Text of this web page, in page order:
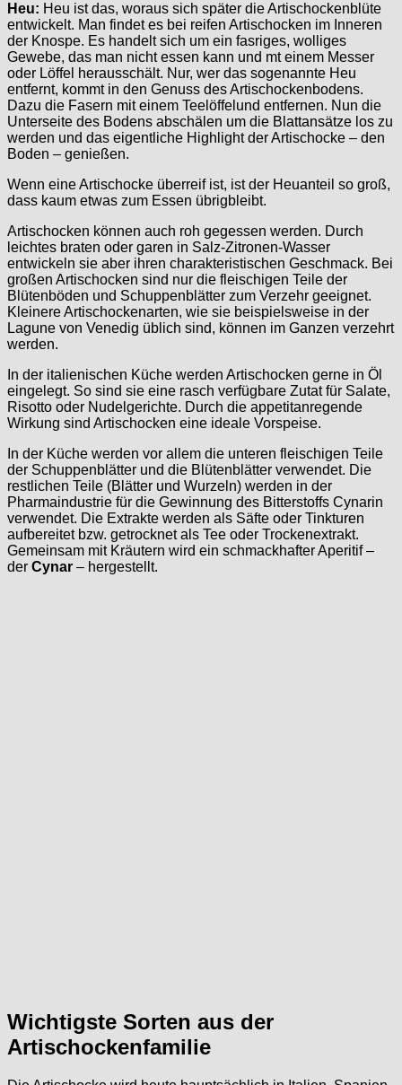
Heu: Heu ist das, woraus sich später die Artischockenblüte
entwickelt. Man findet es bei reifen Artischocken im Inneren
der Knospe. Es handelt sich um ein fasriges, wolliges
Gewebe, das man nicht essen kann und mt einem Messer
oder Löffel herausschält. Nur, wer das sogenannte Heu
entfernt, kommt in den Genuss des Artischockenbodens.
Dazu die Fasern mit einem Teelöffelund entfernen. Nun die
Unterseite des Bodens abschälen um die Blattansätze los zu
werden und das eigentliche Highlight der Artischocke – den
Boden – genießen.
Wenn eine Artischocke überreif ist, ist der Heuanteil so groß,
dass kaum etwas zum Essen übrigbleibt.
Artischocken können auch roh gegessen werden. Durch
leichtes braten oder garen in Salz-Zitronen-Wasser
entwickeln sie aber ihren charakteristischen Geschmack. Bei
großen Artischocken sind nur die fleischigen Teile der
Blütenböden und Schuppenblätter zum Verzehr geeignet.
Kleinere Artischockenarten, wie sie beispielsweise in der
Lagune von Venedig üblich sind, können im Ganzen verzehrt
werden.
In der italienischen Küche werden Artischocken gerne in Öl
eingelegt. So sind sie eine rasch verfügbare Zutat für Salate,
Risotto oder Nudelgerichte. Durch die appetitanregende
Wirkung sind Artischocken eine ideale Vorspeise.
In der Küche werden vor allem die unteren fleischigen Teile
der Schuppenblätter und die Blütenblätter verwendet. Die
restlichen Teile (Blätter und Wurzeln) werden in der
Pharmaindustrie für die Gewinnung des Bitterstoffs Cynarin
verwendet. Die Extrakte werden als Säfte oder Tinkturen
aufbereitet bzw. getrocknet als Tee oder Trockenextrakt.
Gemeinsam mit Kräutern wird ein schmackhafter Aperitif –
der Cynar – hergestellt.
Wichtigste Sorten aus der
Artischockenfamilie